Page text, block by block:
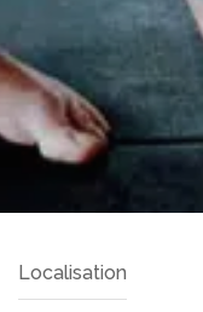
Localisation